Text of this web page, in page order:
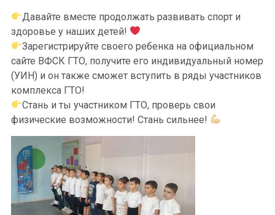
Давайте вместе продолжать развивать спорт и
здоровье у наших детей!
Зарегистрируйте своего ребенка на официальном
сайте ВФСК ГТО, получите его индивидуальный номер
(УИН) и он также сможет вступить в ряды участников
комплекса ГТО!
Стань и ты участником ГТО, проверь свои
физические возможности! Стань сильнее!